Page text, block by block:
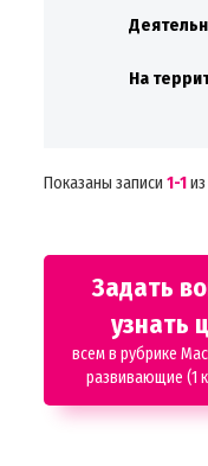
На
Показаны записи 1-1из
Задать
узнать
всем в рубрике
развивающие (1